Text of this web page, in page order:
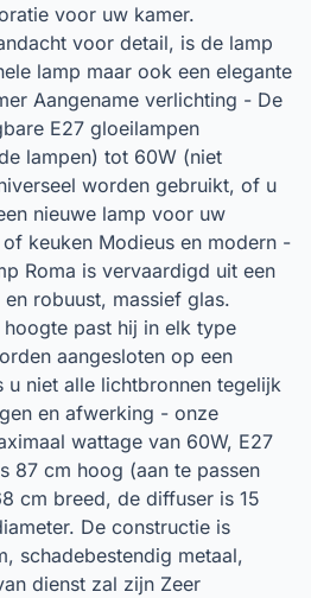
voor uw kamer.
voor detail, is de lamp
lamp maar ook een elegante
Aangename verlichting - De
E27 gloeilampen
lampen) tot 60W (niet
worden gebruikt, of u
nieuwe lamp voor uw
keuken Modieus en modern -
Roma is vervaardigd uit een
robuust, massief glas.
past hij in elk type
aangesloten op een
u niet alle lichtbronnen tegelijk
en afwerking - onze
wattage van 60W, E27
87 cm hoog (aan te passen
cm breed, de diffuser is 15
De constructie is
schadebestendig metaal,
dienst zal zijn Zeer